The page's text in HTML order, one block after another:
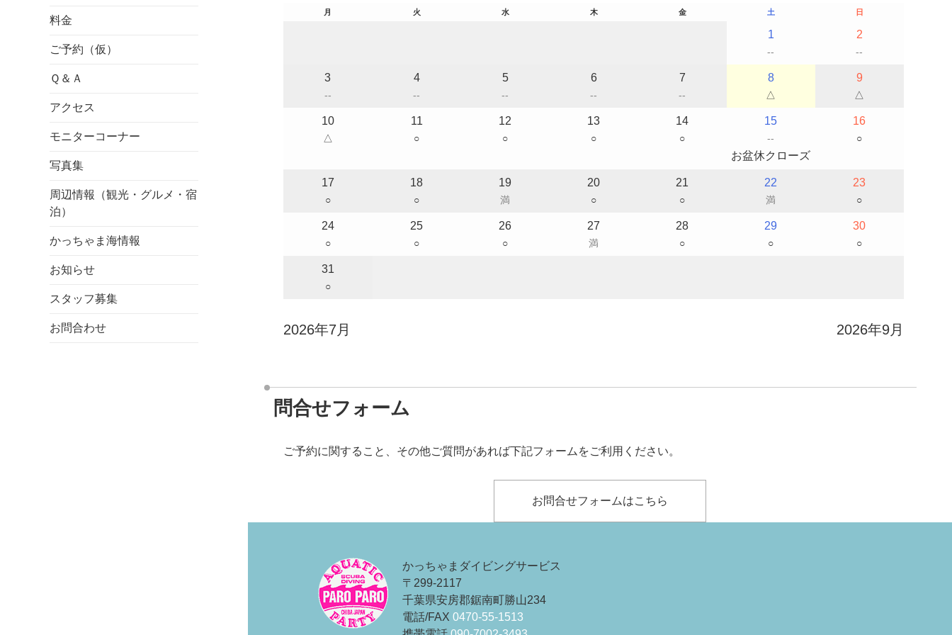
料金
ご予約（仮）
Ｑ＆Ａ
アクセス
モニターコーナー
写真集
周辺情報（観光・グルメ・宿
泊）
かっちゃま海情報
お知らせ
スタッフ募集
お問合わせ
月 火 水 木 金 土 日
1
--
2
--
3
--
4
--
5
--
6
--
7
--
8
△
9
△
10
△
11
○
12
○
13
○
14
○
15
--
お盆休クローズ
16
○
17
○
18
○
19
満
20
○
21
○
22
満
23
○
24
○
25
○
26
○
27
満
28
○
29
○
30
○
31
○
2026年7月 2026年9月
問合せフォーム
ご予約に関すること、その他ご質問があれば下記フォームをご利用ください。
お問合せフォームはこちら
かっちゃまダイビングサービス
〒299-2117
千葉県安房郡鋸南町勝山234
電話/FAX0470-55-1513